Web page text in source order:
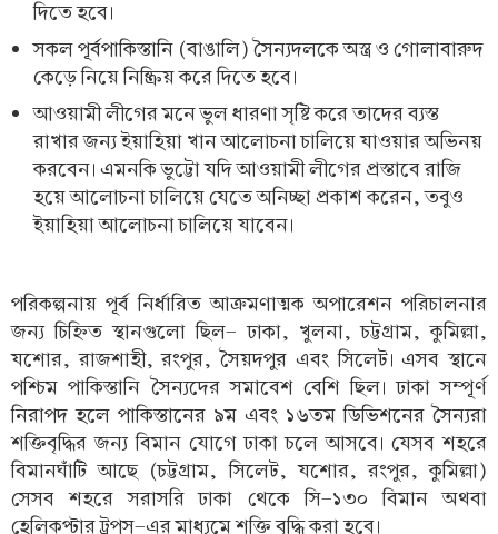
দিতে হবে।
সকল পূর্বপাকিস্তানি (বাঙালি) সৈন্যদলকে অস্ত্র ও গোলাবারুদ
কেড়ে নিয়ে নিষ্ক্রিয় করে দিতে হবে।
আওয়ামী লীগের মনে ভুল ধারণা সৃষ্টি করে তাদের ব্যস্ত
রাখার জন্য ইয়াহিয়া খান আলোচনা চালিয়ে যাওয়ার অভিনয়
করবেন। এমনকি ভুট্টো যদি আওয়ামী লীগের প্রস্তাবে রাজি
হয়ে আলোচনা চালিয়ে যেতে অনিচ্ছা প্রকাশ করেন, তবুও
ইয়াহিয়া আলোচনা চালিয়ে যাবেন।
পরিকল্পনায় পূর্ব নির্ধারিত আক্রমণাত্মক অপারেশন পরিচালনার
জন্য চিহ্নিত স্থানগুলো ছিল- ঢাকা, খুলনা, চট্টগ্রাম, কুমিল্লা,
যশোর, রাজশাহী, রংপুর, সৈয়দপুর এবং সিলেট। এসব স্থানে
পশ্চিম পাকিস্তানি সৈন্যদের সমাবেশ বেশি ছিল। ঢাকা সম্পূর্ণ
নিরাপদ হলে পাকিস্তানের ৯ম এবং ১৬তম ডিভিশনের সৈন্যরা
শক্তিবৃদ্ধির জন্য বিমান যোগে ঢাকা চলে আসবে। যেসব শহরে
বিমানঘাঁটি আছে (চট্টগ্রাম, সিলেট, যশোর, রংপুর, কুমিল্লা)
সেসব শহরে সরাসরি ঢাকা থেকে সি-১৩০ বিমান অথবা
হেলিকপ্টার ট্রুপস-এর মাধ্যমে শক্তি বৃদ্ধি করা হবে।